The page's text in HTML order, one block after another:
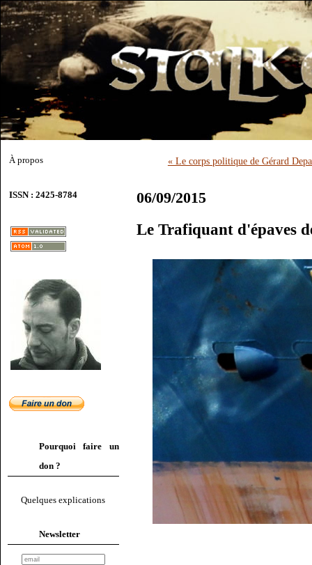
À propos
ISSN : 2425-8784
Pourquoi faire un
don ?
Quelques explications
Newsletter
« Le corps politique de Gérard
06/09/2015
Le Trafiquant d'épaves